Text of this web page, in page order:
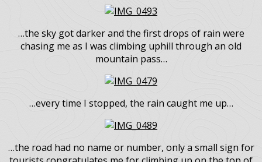
…in the middle of strange northern desert I was grabbed
by creepy feeling of infinity…
…herds of sheep were spreading noises of ringing bells
across the valley…
…the sky got darker and the first drops of rain were
chasing me as I was climbing uphill through an old
mountain pass…